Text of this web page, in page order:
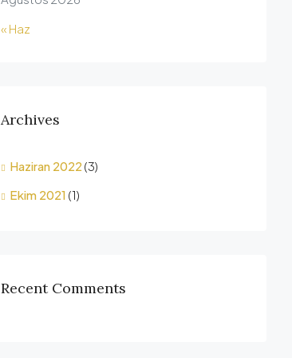
« Haz
Archives
Haziran 2022 (3)
Ekim 2021 (1)
Recent Comments